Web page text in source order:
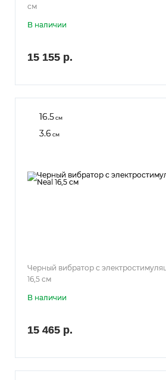
см
В наличии
15 155 р.
16.5см
3.6 см
Черный вибратор с
16,5 см
В наличии
15 465 р.